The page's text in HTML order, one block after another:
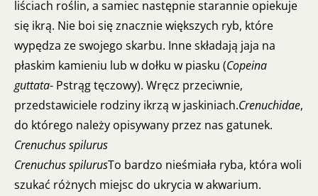
liściach roślin, a samiec następnie starannie opiekuje
się ikrą. Nie boi się znacznie większych ryb, które
wypędza ze swojego skarbu. Inne składają jaja na
płaskim kamieniu lub w dołku w piasku (Copeina
guttata- Pstrąg tęczowy). Wręcz przeciwnie,
przedstawiciele rodziny ikrzą w jaskiniach.Crenuchidae,
do którego należy opisywany przez nas gatunek.
Crenuchus spilurus
Crenuchus spilurusTo bardzo nieśmiała ryba, która woli
szukać różnych miejsc do ukrycia w akwarium.